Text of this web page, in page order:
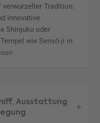
Tradition.
innovative
Shinjuku oder
wie Sensō-ji in
bieten. Die
Ausstattung